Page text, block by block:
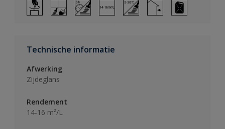
Technische informatie
Afwerking
Zijdeglans
Rendement
14-16 m²/L